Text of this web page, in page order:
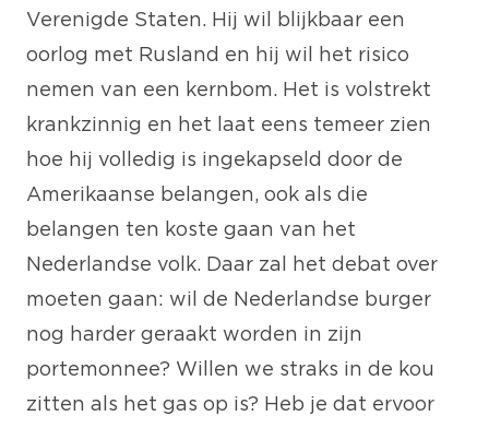
Verenigde Staten. Hij wil blijkbaar een
oorlog met Rusland en hij wil het risico
nemen van een kernbom. Het is volstrekt
krankzinnig en het laat eens temeer zien
hoe hij volledig is ingekapseld door de
Amerikaanse belangen, ook als die
belangen ten koste gaan van het
Nederlandse volk. Daar zal het debat over
moeten gaan: wil de Nederlandse burger
nog harder geraakt worden in zijn
portemonnee? Willen we straks in de kou
zitten als het gas op is? Heb je dat ervoor